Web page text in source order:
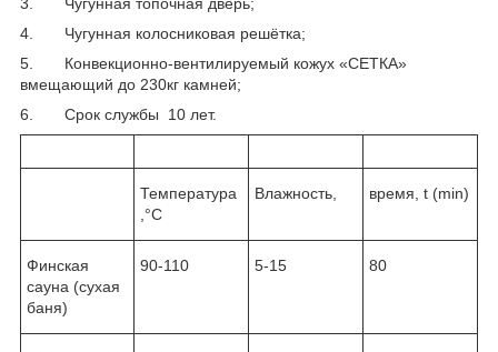
4. Чугунная колосниковая решётка;
5. Конвекционно-вентилируемый кожух «СЕТКА»
вмещающий до 230кг камней;
6. Срок службы 10 лет.
Температура
,°С
Влажность, время, t (min)
Финская
сауна (сухая
баня)
90-110 5-15 80